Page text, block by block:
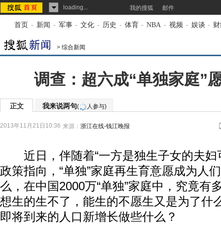
loading... 我的搜狐 邮件
首页 - 新闻 - 军事 - 文化 - 历史 - 体育 - NBA - 视频 - 娱谈 -
> 综合新闻
调查：超六成“单独家庭”
正文 我来说两句( 人参与)
2013年11月21日10:36 来源： 浙江在线-钱江晚报
近日，伴随着“一方是独生子女的夫妇
政策指向，“单独”家庭再生育意愿成为人
么，在中国2000万“单独”家庭中，究竟有
想生的生不了，能生的不愿生又是为了什
即将到来的人口新增长做些什么？